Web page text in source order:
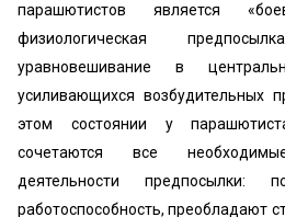
парашютистов является
физиологическая
уравновешивание в
усиливающихся возбудительных
этом состоянии у
сочетаются все
деятельности предпосылки:
работоспособность, преобладают